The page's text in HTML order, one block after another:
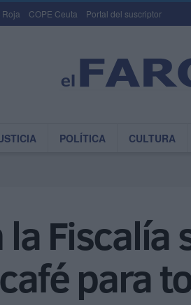
Roja COPE Ceuta Portal del suscriptor
POLÍTICA CULTURA
Fiscalía
para